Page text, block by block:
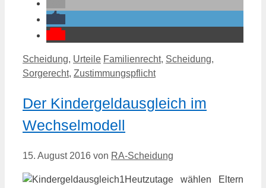
Kategorien
Scheidung, Urteile Schlagwörter
Familienrecht, Scheidung,
Sorgerecht, Zustimmungspflicht
Der Kindergeldausgleich im
Wechselmodell
15. August 2016 von RA-Scheidung
Heutzutage wählen Eltern